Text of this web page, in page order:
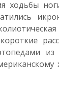
ходьбы
из